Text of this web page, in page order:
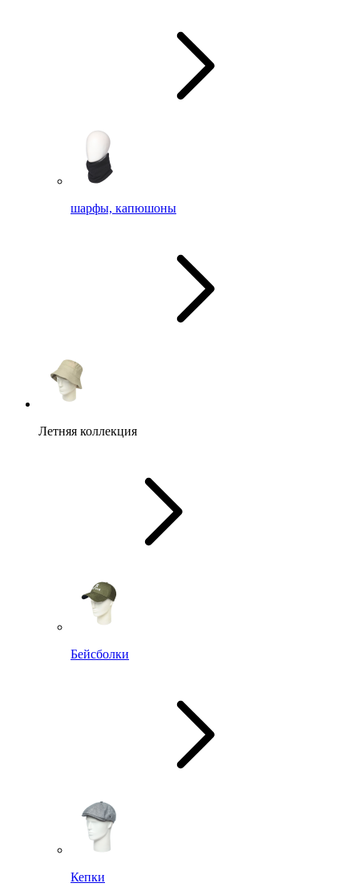
шарфы, капюшоны
Летняя коллекция
Бейсболки
Кепки